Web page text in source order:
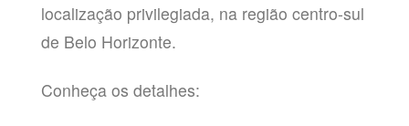
localização privilegiada, na região centro-sul
de Belo Horizonte.
Conheça os detalhes: